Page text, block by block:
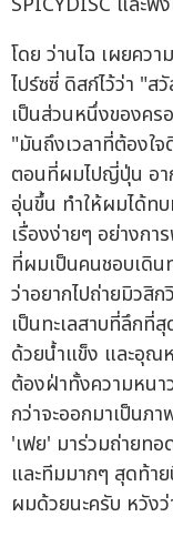
โดย ว่านไฉ เผยคว
ไปร์ซซี่ ดิสก์ไว้ว่า "
เป็นส่วนหนึ่งของคร
"มันถึงเวลาที่ต้องใ
ตอนที่ผมไปญี่ปุ่น อา
อุ่นขึ้น ทำให้ผมได้ทบ
เรื่องง่ายๆ อย่างก
ที่ผมเป็นคนชอบเดิน
ว่าอยากไปถ่ายมิวสิก
เป็นทะเลสาบที่ลึก
ด้วยน้ำแข็ง และอุณ
ต้องฝ่าทั้งความหน
กว่าจะออกมาเป็นภ
'เฟย' มาร่วมถ่ายท
และทีมมากๆ สุดท้า
ผมด้วยนะครับ หวัง